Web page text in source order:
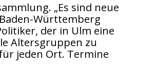
„Es sind neue
Württemberg
der in Ulm eine
Altersgruppen zu
jeden Ort. Termine